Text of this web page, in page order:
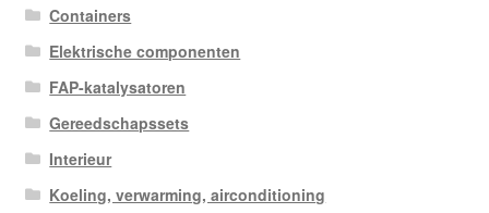
Containers
Elektrische componenten
FAP-katalysatoren
Gereedschapssets
Interieur
Koeling, verwarming, airconditioning